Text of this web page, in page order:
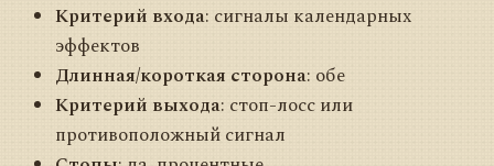
Критерий входа: сигналы календарных
эффектов
Длинная/короткая сторона: обе
Критерий выхода: стоп-лосс или
противоположный сигнал